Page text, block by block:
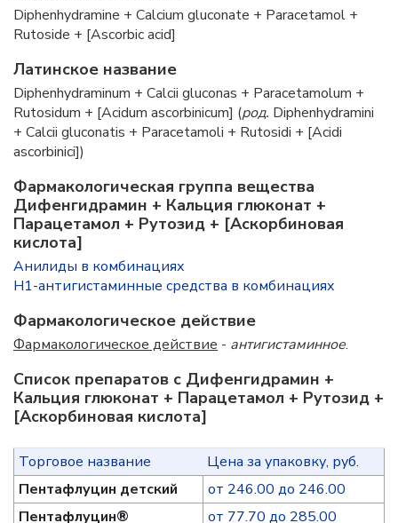
Diphenhydramine + Calcium gluconate + Paracetamol +
Rutoside + [Ascorbic acid]
Латинское название
Diphenhydraminum + Calcii gluconas + Paracetamolum +
Rutosidum + [Acidum ascorbinicum] (род. Diphenhydramini
+ Calcii gluconatis + Paracetamoli + Rutosidi + [Acidi
ascorbinici])
Фармакологическая группа вещества
Дифенгидрамин + Кальция глюконат +
Парацетамол + Рутозид + [Аскорбиновая
кислота]
Анилиды в комбинациях
H1-антигистаминные средства в комбинациях
Фармакологическое действие
Фармакологическое действие - антигистаминное.
Список препаратов с Дифенгидрамин +
Кальция глюконат + Парацетамол + Рутозид +
[Аскорбиновая кислота]
Торговое название
Цена за упаковку, руб.
Пентафлуцин детский
от 246.00 до 246.00
Пентафлуцин®
от 77.70 до 285.00